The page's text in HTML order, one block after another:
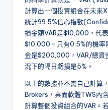
計算出一個投資組合在未來
統計99.5%信心指數
損金額VAR是$10,000，代
$10,000。只有0.5%的機率
金是$200,000，VAR/總資
況下的隔日虧損是5%。
以上的數據並不需自己計算
Brokers，桌面軟體TWS內
計算整個投資組合的VAR。